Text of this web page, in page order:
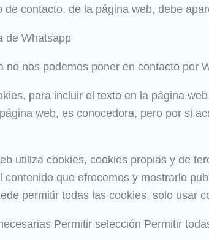
de contacto, de la página web, debe
de Whatsapp
no nos podemos poner en contacto por
para incluir el texto en la página
web, es conocedora, pero por si
utiliza cookies, cookies propias y de
contenido que ofrecemos y mostrarle
permitir todas las cookies, solo usar
Permitir selección Permitir